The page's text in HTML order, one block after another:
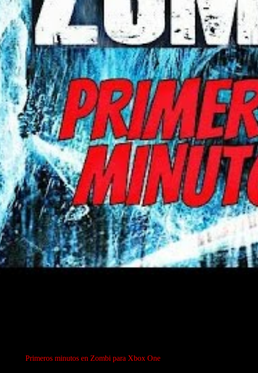
Primeros minutos en Zombi para Xbox One